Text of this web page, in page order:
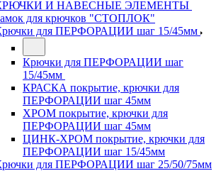
И НАВЕСНЫЕ ЭЛЕМЕНТЫ
для крючков "СТОПЛОК"
для ПЕРФОРАЦИИ шаг 15/45мм
Крючки для ПЕРФОРАЦИИ шаг
15/45мм
КРАСКА покрытие, крючки для
ПЕРФОРАЦИИ шаг 45мм
ХРОМ покрытие, крючки для
ПЕРФОРАЦИИ шаг 45мм
ЦИНК-ХРОМ покрытие, крючки для
ПЕРФОРАЦИИ шаг 15/45мм
для ПЕРФОРАЦИИ шаг 25/50/75мм